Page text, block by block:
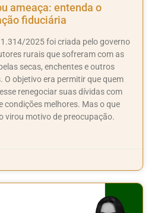
ameaça: entenda o
fiduciária
2025 foi criada pelo governo
rurais que sofreram com as
secas, enchentes e outros
O objetivo era permitir que quem
renegociar suas dívidas com
condições melhores. Mas o que
virou motivo de preocupação.